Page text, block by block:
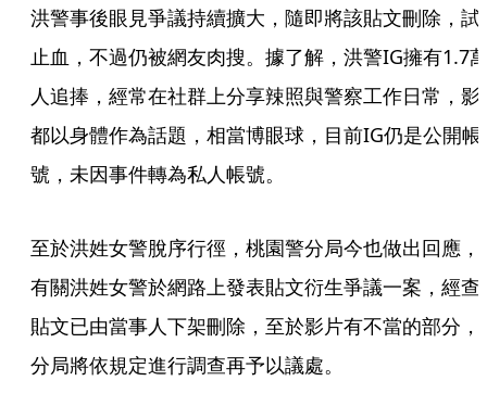
洪警事後眼見爭議持續擴大，隨即將該貼文刪除，試
止血，不過仍被網友肉搜。據了解，洪警IG擁有1.7
人追捧，經常在社群上分享辣照與警察工作日常，影
都以身體作為話題，相當博眼球，目前IG仍是公開帳
號，未因事件轉為私人帳號。
至於洪姓女警脫序行徑，桃園警分局今也做出回應，
有關洪姓女警於網路上發表貼文衍生爭議一案，經查
貼文已由當事人下架刪除，至於影片有不當的部分，
分局將依規定進行調查再予以議處。